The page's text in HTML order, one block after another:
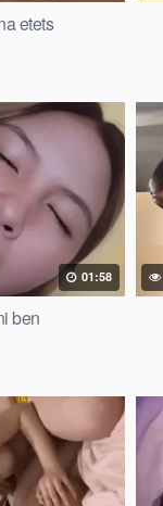
etets
01:58
ben